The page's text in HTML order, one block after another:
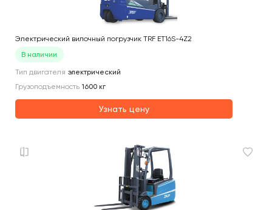
Электрический вилочный погрузчик TRF ET16S-4Z2
В наличии
Тип двигателя электрический
Грузоподъемность 1600 кг
Узнать цену